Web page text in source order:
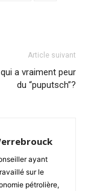
Article suivant
a vraiment peur
du “puputsch”?
ayant
sur le
pétrolière,